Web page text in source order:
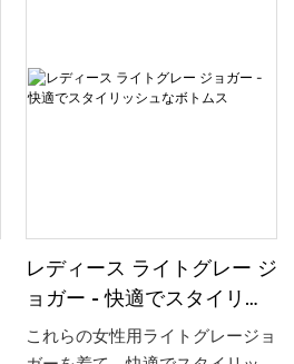
レディース ライトグレー ジ
ョガー - 快適でスタイリッ
シュなボトムス
これらの女性用ライトグレージョ